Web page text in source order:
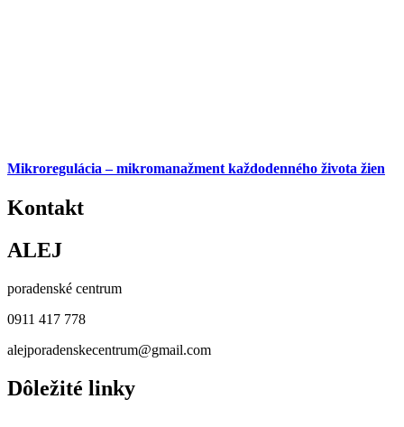
Mikroregulácia – mikromanažment každodenného života žien
Kontakt
ALEJ
poradenské centrum
0911 417 778
alejporadenskecentrum@gmail.com
Dôležité linky